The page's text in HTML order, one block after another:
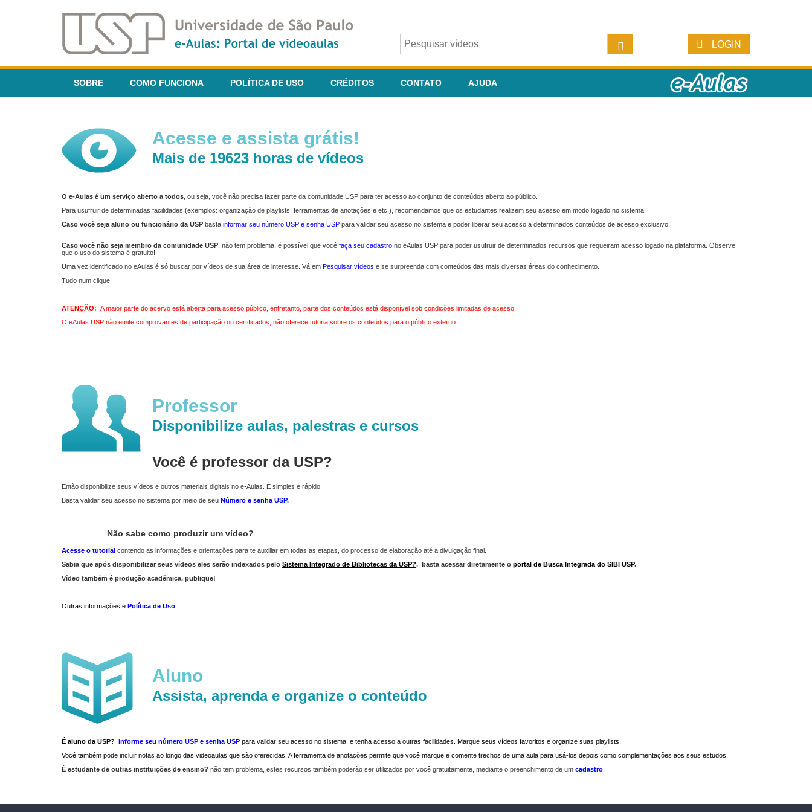
LOGIN
SOBRE COMO FUNCIONA POLÍTICA DE USO CRÉDITOS CONTATO AJUDA
Acesse e assista grátis!
Mais de 19623 horas de vídeos
O e-Aulas é um serviço aberto a todos , ou seja, você não precisa fazer parte da comunidade USP para ter acesso ao conjunto de conteúdos aberto ao público.
Para usufruir de determinadas facilidades (exemplos: organização de playlists, ferramentas de anotações e etc.), recomendamos que os estudantes realizem seu acesso em modo logado no sistema:
Caso você seja aluno ou funcionário da USP basta informar seu número USP e senha USP para validar seu acesso no sistema e poder liberar seu acesso a determinados conteúdos de acesso exclusivo.
Caso você não seja membro da comunidade USP , não tem problema, é possível que você faça seu cadastro no eAulas USP para poder usufruir de determinados recursos que requeiram acesso logado na plataforma. Observe
que o uso do sistema é gratuito!
Uma vez identificado no eAulas é só buscar por vídeos de sua área de interesse. Vá em Pesquisar vídeos e se surpreenda com conteúdos das mais diversas áreas do conhecimento.
Tudo num clique!
ATENÇÃO: A maior parte do acervo está aberta para acesso público, entretanto, parte dos conteúdos está disponível sob condições limitadas de acesso.
O eAulas USP não emite comprovantes de participação ou certificados, não oferece tutoria sobre os conteúdos para o público externo.
Professor
Disponibilize aulas, palestras e cursos
Você é professor da USP?
Então disponibilize seus vídeos e outros materiais digitais no e-Aulas. É simples e rápido.
Basta validar seu acesso no sistema por meio de seu Número e senha USP.
Não sabe como produzir um vídeo?
Acesse o tutorial contendo as informações e orientações para te auxiliar em todas as etapas, do processo de elaboração até a divulgação final.
Sabia que após disponibilizar seus vídeos eles serão indexados pelo Sistema Integrado de Bibliotecas da USP?, basta acessar diretamente o portal de Busca Integrada do SIBI USP.
Vídeo também é produção acadêmica, publique!
Outras informações e Política de Uso
Aluno
Assista, aprenda e organize o conteúdo
É aluno da USP? informe seu número USP e senha USP para validar seu acesso no sistema, e tenha acesso a outras facilidades. Marque seus vídeos favoritos e organize suas playlists.
Você também pode incluir notas ao longo das videoaulas que são oferecidas! A ferramenta de anotações permite que você marque e comente trechos de uma aula para usá-los depois como complementações aos seus estudos.
É estudante de outras instituições de ensino? não tem problema, estes recursos também poderão ser utilizados por você gratuitamente, mediante o preenchimento de um cadastro